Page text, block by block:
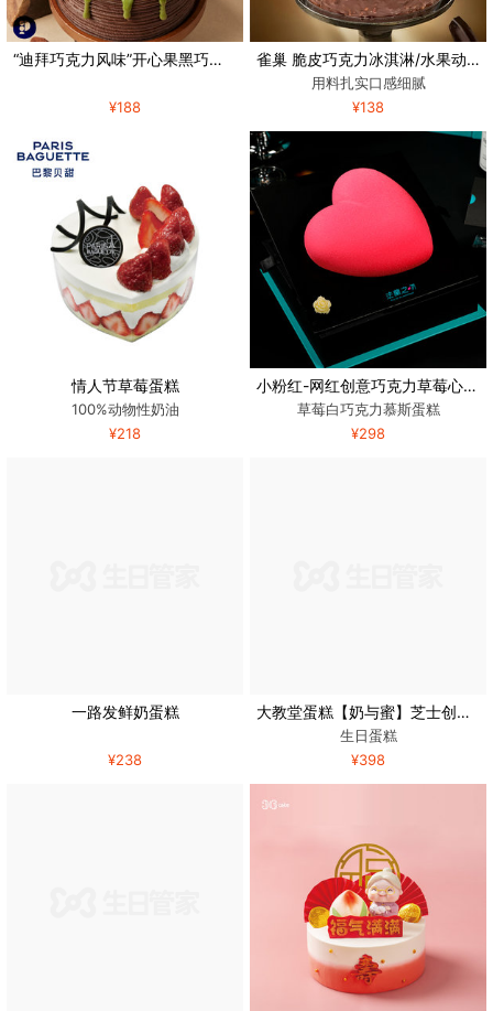
“迪拜巧克力风味”开心果黑巧蛋糕
¥188
雀巢 脆皮巧克力冰淇淋/水果动物奶油生日蛋糕
用料扎实口感细腻
¥138
情人节草莓蛋糕
100%动物性奶油
¥218
小粉红-网红创意巧克力草莓心形生日蛋糕
草莓白巧克力慕斯蛋糕
¥298
一路发鲜奶蛋糕
¥238
大教堂蛋糕【奶与蜜】芝士创意鲜花艺术生日蛋糕北京同城配送
生日蛋糕
¥398